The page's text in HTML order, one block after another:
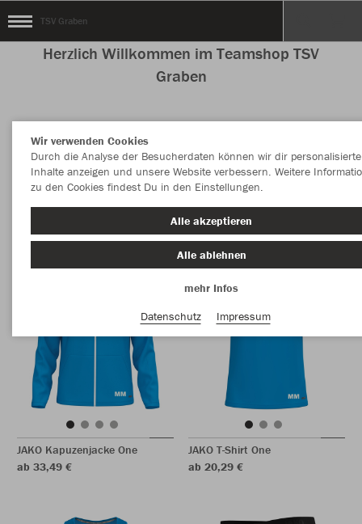
TSV Graben
Herzlich Willkommen im Teamshop TSV
Graben
Nachhaltig Farbe
JAKO Kapuzenjacke One
ab 33,49 €
JAKO T-Shirt One
ab 20,29 €
Wir verwenden Cookies
Durch die Analyse der Besucherdaten können wir dir personalisierte
Inhalte anzeigen und unsere Website verbessern. Weitere
zu den Cookies findest Du in den Einstellungen.
Alle akzeptieren
Alle ablehnen
mehr Infos
Datenschutz
Impressum